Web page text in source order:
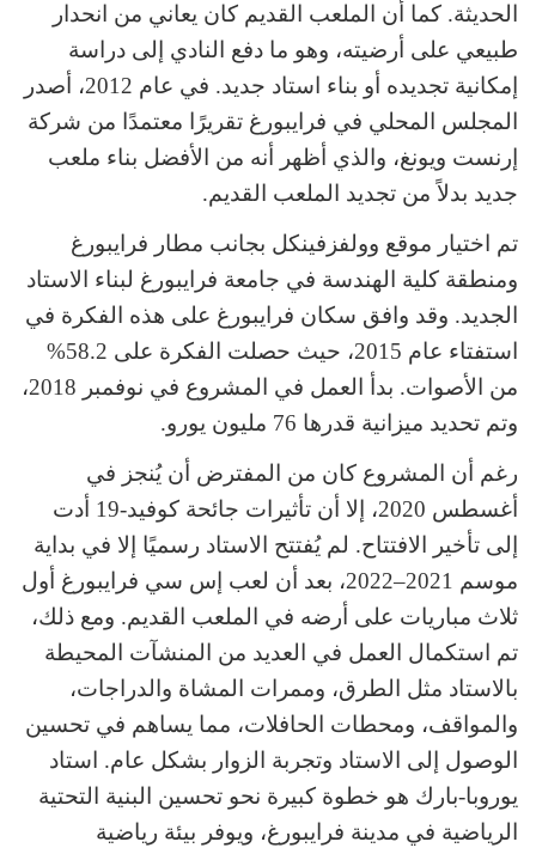
الحديثة. كما أن الملعب القديم كان يعاني من انحدار
طبيعي على أرضيته، وهو ما دفع النادي إلى دراسة
إمكانية تجديده أو بناء استاد جديد. في عام 2012، أصدر
المجلس المحلي في فرايبورغ تقريرًا معتمدًا من شركة
إرنست ويونغ، والذي أظهر أنه من الأفضل بناء ملعب
جديد بدلاً من تجديد الملعب القديم.
تم اختيار موقع وولفزفينكل بجانب مطار فرايبورغ
ومنطقة كلية الهندسة في جامعة فرايبورغ لبناء الاستاد
الجديد. وقد وافق سكان فرايبورغ على هذه الفكرة في
استفتاء عام 2015، حيث حصلت الفكرة على 58.2%
من الأصوات. بدأ العمل في المشروع في نوفمبر 2018،
وتم تحديد ميزانية قدرها 76 مليون يورو.
رغم أن المشروع كان من المفترض أن يُنجز في
أغسطس 2020، إلا أن تأثيرات جائحة كوفيد-19 أدت
إلى تأخير الافتتاح. لم يُفتتح الاستاد رسميًا إلا في بداية
موسم 2021–2022، بعد أن لعب إس سي فرايبورغ أول
ثلاث مباريات على أرضه في الملعب القديم. ومع ذلك،
تم استكمال العمل في العديد من المنشآت المحيطة
بالاستاد مثل الطرق، وممرات المشاة والدراجات،
والمواقف، ومحطات الحافلات، مما يساهم في تحسين
الوصول إلى الاستاد وتجربة الزوار بشكل عام. استاد
يوروبا-بارك هو خطوة كبيرة نحو تحسين البنية التحتية
الرياضية في مدينة فرايبورغ، ويوفر بيئة رياضية